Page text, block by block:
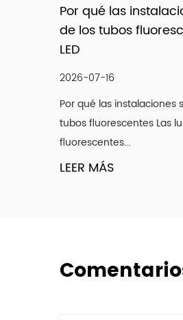
Cómo elegir
del gabinete y
para iluminación
2026-07-09
Por qué la iluminación
el funcionamiento de
se ve b...
LEER MÁS